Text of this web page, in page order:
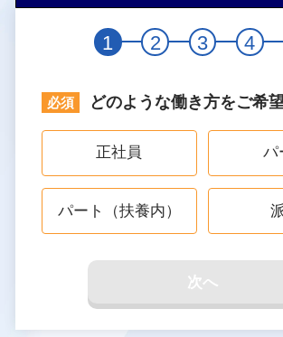
1 2 3 4
どのような働き方をご希
正社員 パ
パート（扶養内）
次へ